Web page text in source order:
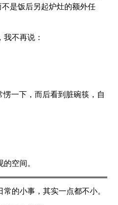
是饭后另起炉灶的额外任
不再说：
愣一下，而后看到脏碗筷，自
空间。
的小事，其实一点都不小。